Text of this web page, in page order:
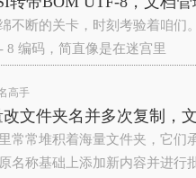
不断的关卡，时刻考验着咱
8 编码，简直像是在迷宫里
高手
文件夹名并多次复制，
常常堆积着海量文件夹，它
名称基础上添加新内容并进行